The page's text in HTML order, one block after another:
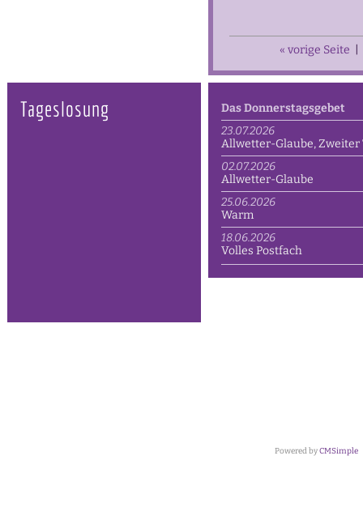
« vorige Seite
Tageslosung
Das Donnerstagsgebet
23.07.2026
Allwetter-Glaube, Zweiter
02.07.2026
Allwetter-Glaube
25.06.2026
Warm
18.06.2026
Volles Postfach
Powered byCMSimple